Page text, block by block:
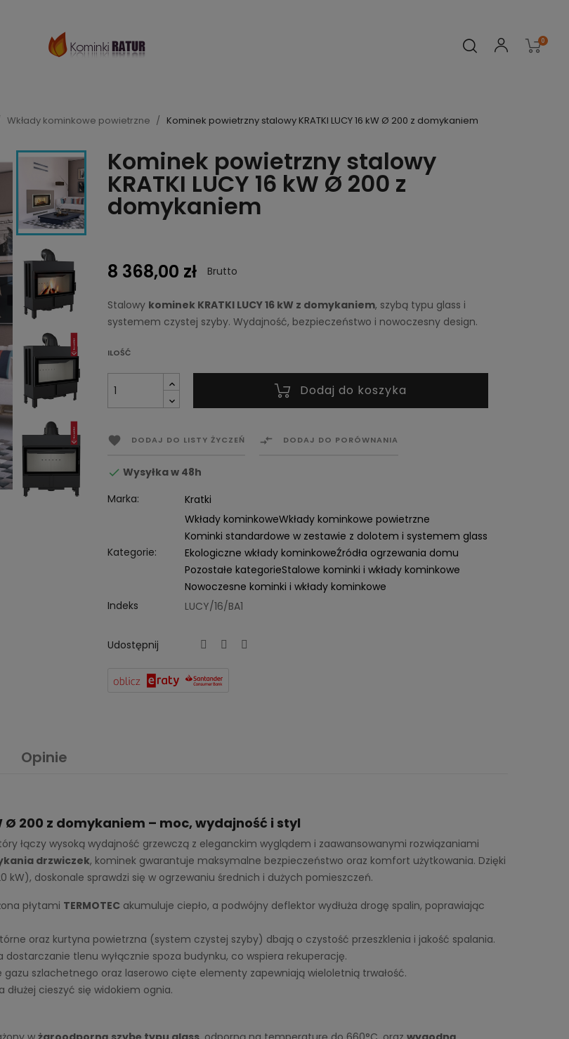
0
Wkłady kominkowe powietrzne Kominek powietrzny stalowy KRATKI LUCY 16 kW Ø 200 z domykaniem
Kominek powietrzny stalowy
KRATKI LUCY 16 kW Ø 200 z
domykaniem
8 368,00 zł Brutto
Stalowy kominek KRATKI LUCY 16 kW z domykaniem, szybą typu glass i
systemem czystej szyby. Wydajność, bezpieczeństwo i nowoczesny design.
ILOŚĆ
Dodaj do koszyka
 DODAJ DO LISTY ŻYCZEŃ  DODAJ DO PORÓWNANIA
 Wysyłka w 48h
Marka:
Kratki
Kategorie:
Wkłady kominkoweWkłady kominkowe powietrzne
Kominki standardowe w zestawie z dolotem i systemem glass
Ekologiczne wkłady kominkoweŹródła ogrzewania domu
Pozostałe kategorieStalowe kominki i wkłady kominkowe
Nowoczesne kominki i wkłady kominkowe
Indeks
LUCY/16/BA1
Udostępnij
Opinie
Ø 200 z domykaniem – moc, wydajność i styl
łączy wysoką wydajność grzewczą z eleganckim wyglądem i zaawansowanymi rozwiązaniami
drzwiczek, kominek gwarantuje maksymalne bezpieczeństwo oraz komfort użytkowania. Dzięki
doskonale sprawdzi się w ogrzewaniu średnich i dużych pomieszczeń.
płytami TERMOTEC akumuluje ciepło, a podwójny deflektor wydłuża drogę spalin, poprawiając
oraz kurtyna powietrzna (system czystej szyby) dbają o czystość przeszklenia i jakość spalania.
tlenu wyłącznie spoza budynku, co wspiera rekuperację.
gazu szlachetnego oraz laserowo cięte elementy zapewniają wieloletnią trwałość.
cieszyć się widokiem ognia.